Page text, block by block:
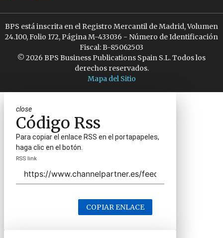
BPS está inscrita en el Registro Mercantil de Madrid, Volumen
24.100, Folio 172, Página M-433036 - Número de Identificación
Fiscal: B-85062503
© 2026 BPS Business Publications Spain S.L. Todos los
derechos reservados.
Mapa del Sitio
close
Código Rss
Para copiar el enlace RSS en el portapapeles,
haga clic en el botón.
RSS link
COPIAR ENLACE